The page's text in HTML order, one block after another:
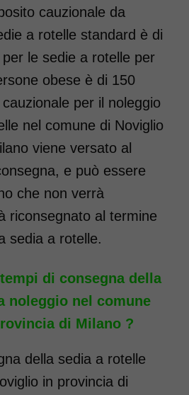
a rotelle seduta
obese,
160 kg.
doppia crociera,
anteriore
di pedane
per chi ha
tenere sollevate le
di un
noleggio minimo
a 96 euro.
cauzionale da
a rotelle standard è di
le sedie a rotelle per
obese è di 150
per il noleggio
nel comune di Noviglio
viene versato al
e può essere
che non verrà
riconsegnato al termine
sedia a rotelle.
di consegna della
noleggio nel comune
di Milano ?
della sedia a rotelle
in provincia di